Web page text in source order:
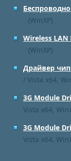
(WinXP)
Wireless LAN
(WinXP)
Драйвер
/ Vista x64,
3G Module
Vista x64,
3G Module
Vista x64,